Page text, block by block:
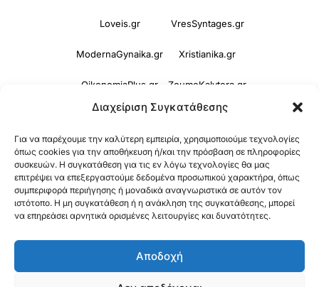
Διαχείριση Συγκατάθεσης
Για να παρέχουμε την καλύτερη εμπειρία, χρησιμοποιούμε τεχνολογίες
όπως cookies για την αποθήκευση ή/και την πρόσβαση σε πληροφορίες
συσκευών. Η συγκατάθεση για τις εν λόγω τεχνολογίες θα μας
επιτρέψει να επεξεργαστούμε δεδομένα προσωπικού χαρακτήρα, όπως
συμπεριφορά περιήγησης ή μοναδικά αναγνωριστικά σε αυτόν τον
ιστότοπο. Η μη συγκατάθεση ή η ανάκληση της συγκατάθεσης, μπορεί
να επηρεάσει αρνητικά ορισμένες λειτουργίες και δυνατότητες.
Αποδοχή
Loveis.gr VresSyntages.gr
ModernaGynaika.gr Xristianika.gr
OikonomiaPlus.gr ZoumeKalytera.gr
Oikotropia.gr ZoumeSpiti.gr
Perepet.gr
© 2026Orama Group(Orama Group Μ.Ι.Κ.Ε.) |
Α.Φ.Μ. 801086294 – Δ.Ο.Υ. ΚΕΦΟΔΕ Αττικής |
Γ.Ε.ΜΗ 148748903000 | Έδρα: Αθήνα, Ελλάδα |
Email: contact@orama-group.com